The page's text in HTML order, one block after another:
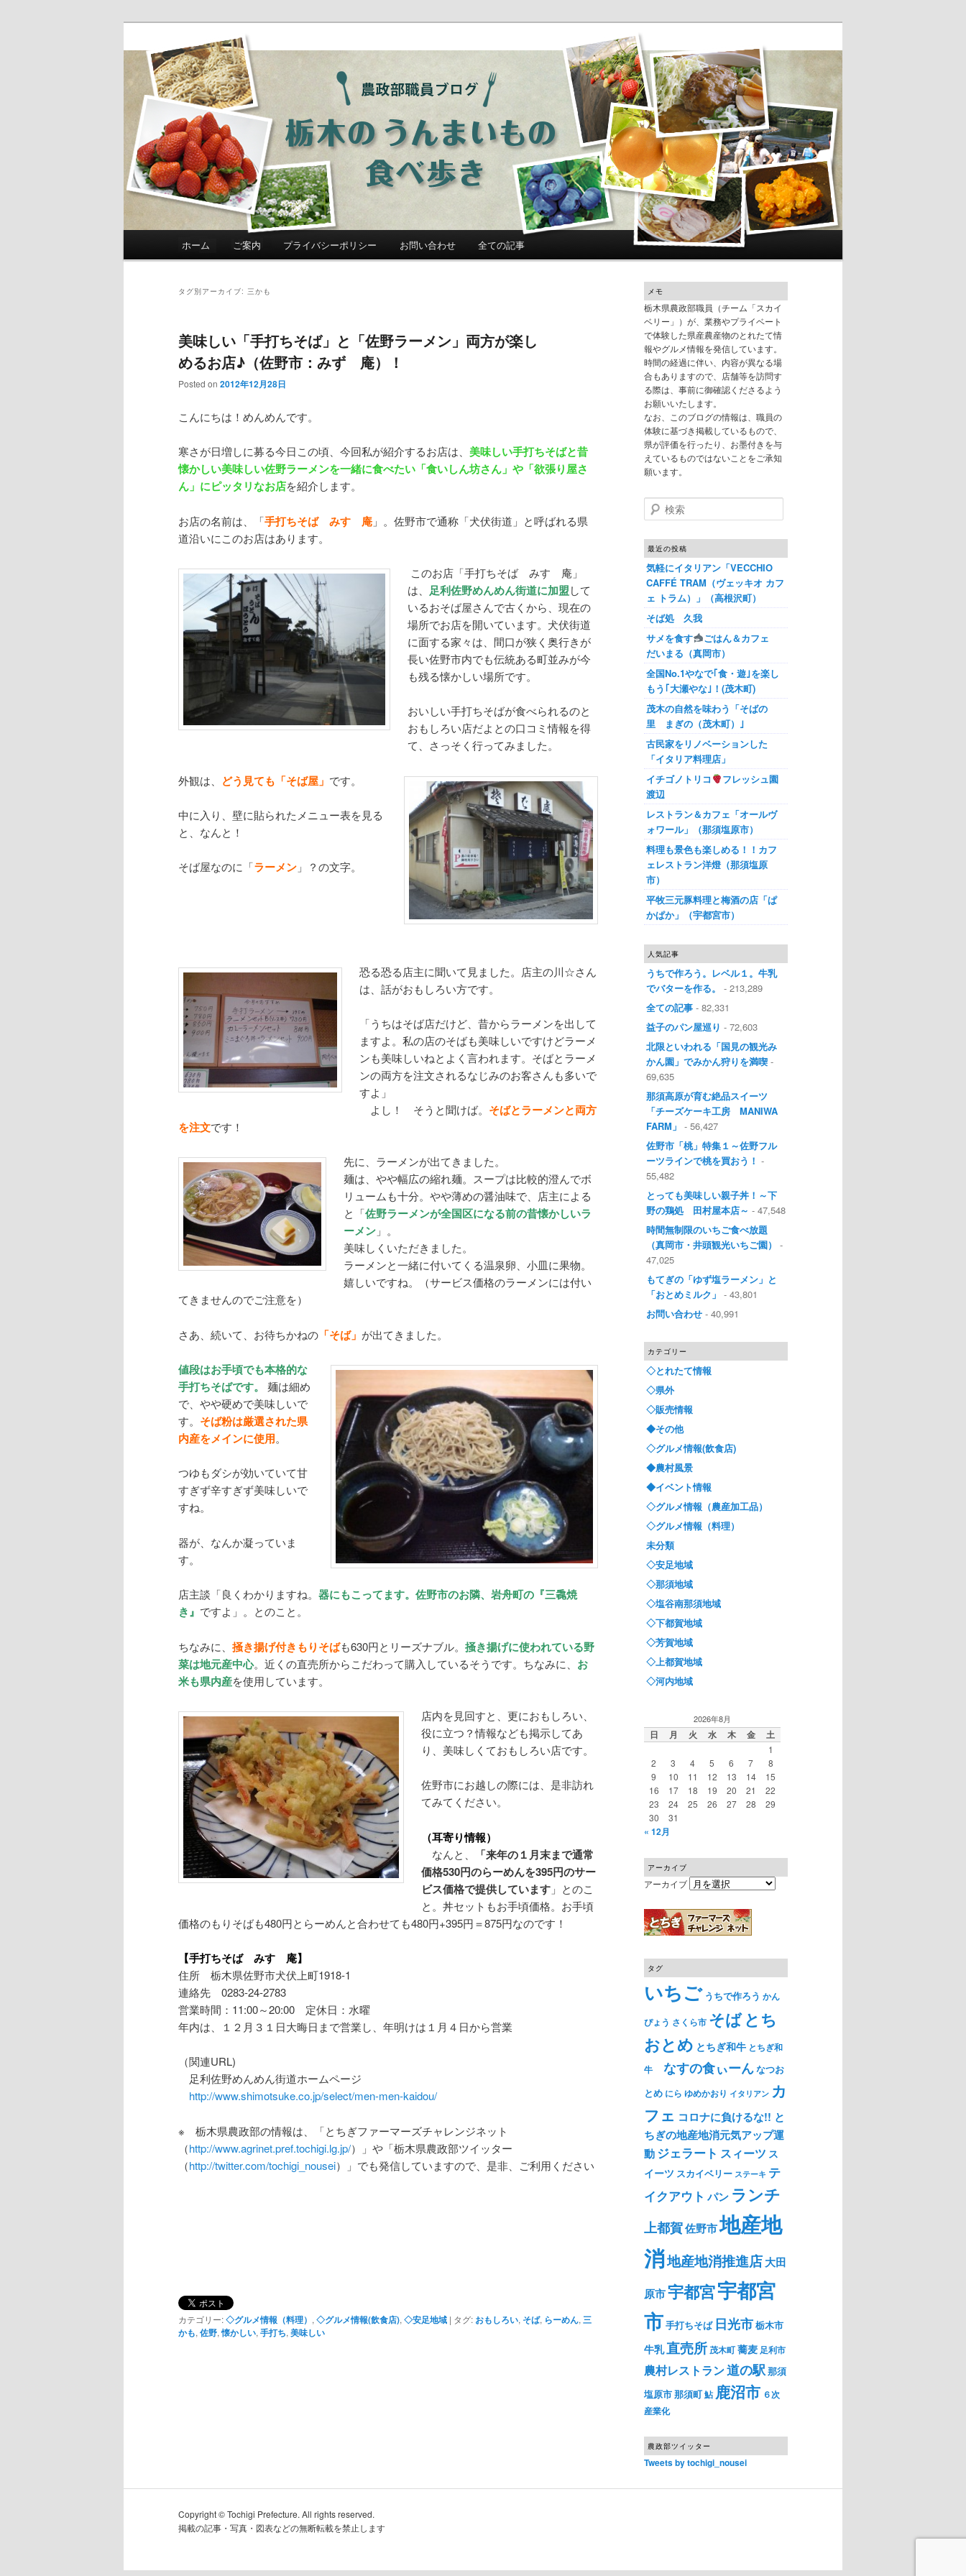
農政部職員ブログ「栃木のうんまいもの食べ歩
き」
メインコンテンツへ移動
サブコンテンツへ移動
ホーム ご案内 プライバシーポリシー お問い合わせ 全ての記事
タグ別アーカイブ: 三かも
美味しい「手打ちそば」と「佐野ラーメン」両方が楽し
めるお店♪（佐野市：みずゞ庵）！
Posted on 2012年12月28日
こんにちは！めんめんです。
寒さが日増しに募る今日この頃、今回私が紹介するお店は、 美味しい手打ちそばと昔
懐かしい美味しい佐野ラーメンを一緒に食べたい「食いしん坊さん」や「欲張り屋さ
ん」にピッタリなお店を紹介します。
お店の名前は、「手打ちそば みすゞ庵 」。佐野市で通称「犬伏街道」と呼ばれる県
道沿いにこのお店はあります。
このお店「手打ちそば みすゞ庵」
は、 足利佐野めんめん街道に加盟して
いるおそば屋さんで古くから、現在の
場所でお店を開いています。犬伏街道
に面する家々は、間口が狭く奥行きが
長い佐野市内でも伝統ある町並みが今
も残る懐かしい場所です。
おいしい手打ちそばが食べられるのと
おもしろい店だよとの口コミ情報を得
て、さっそく行ってみました。
外観は、 どう見ても「そば屋」 です。
中に入り、壁に貼られたメニュー表を見る
と、なんと！
そば屋なのに「ラーメン 」？の文字。
恐る恐る店主に聞いて見ました。店主の川☆さん
は、話がおもしろい方です。
「うちはそば店だけど、昔からラーメンを出して
ますよ。私の店のそばも美味しいですけどラーメ
ンも美味しいねとよく言われます。そばとラーメ
ンの両方を注文されるなじみのお客さんも多いで
すよ」
よし！ そうと聞けば。 そばとラーメンと両方
を注文です！
先に、ラーメンが出てきました。
麺は、やや幅広の縮れ麺。スープは比較的澄んでボ
リュームも十分。やや薄めの醤油味で、店主による
と「佐野ラーメンが全国区になる前の昔懐かしいラ
ーメン 」。
美味しくいただきました。
ラーメンと一緒に付いてくる温泉卵、小皿に果物。
嬉しいですね。（サービス価格のラーメンには付い
てきませんのでご注意を）
さあ、続いて、お待ちかねの 「そば」 が出てきました。
値段はお手頃でも本格的な
手打ちそばです。
麺は細め
で、やや硬めで美味しいで
す。 そば粉は厳選された県
内産をメインに使用。
つゆもダシが効いていて甘
すぎず辛すぎず美味しいで
すね。
器が、なんか凝っていま
す。
店主談「良くわかりますね。 器にもこってます。佐野市のお隣、岩舟町の『三毳焼
き』 ですよ」。とのこと。
ちなみに、 掻き揚げ付きもりそばも630円とリーズナブル。 掻き揚げに使われている野
菜は地元産中心。近くの直売所からこだわって購入しているそうです。ちなみに、 お
米も県内産を使用しています。
店内を見回すと、更におもしろい、
役に立つ？情報なども掲示してあ
り、美味しくておもしろい店です。
佐野市にお越しの際には、是非訪れ
てみてください。
（耳寄り情報）
なんと、
「来年の１月末まで通常
価格530円のらーめんを395円のサー
ビス価格で提供しています 」とのこ
と。丼セットもお手頃価格。お手頃
価格のもりそばも480円とらーめんと合わせても480円+395円＝875円なのです！
【手打ちそば みすゞ庵】
住所 栃木県佐野市犬伏上町1918-1
連絡先 0283-24-2783
営業時間：11:00～20:00 定休日：水曜
年内は、１２月３１日大晦日まで営業し、年明けは１月４日から営業
（関連URL)
足利佐野めんめん街道ホームページ
http://www.shimotsuke.co.jp/select/men-men-kaidou/
※ 栃木県農政部の情報は、「とちぎファーマーズチャレンジネット
（http://www.agrinet.pref.tochigi.lg.jp/）」や「栃木県農政部ツイッター
（http://twitter.com/tochigi_nousei）」でも発信していますので、是非、ご利用ください
カテゴリー:◇グルメ情報（料理） , ◇グルメ情報(飲食店), ◇安足地域 | タグ: おもしろい, そば, らーめん, 三
かも, 佐野,懐かしい, 手打ち, 美味しい
メモ
栃木県農政部職員（チーム「スカイ
ベリー」）が、業務やプライベート
で体験した県産農産物のとれたて情
報やグルメ情報を発信しています。
時間の経過に伴い、内容が異なる場
合もありますので、店舗等を訪問す
る際は、事前に御確認くださるよう
お願いいたします。
なお、このブログの情報は、職員の
体験に基づき掲載しているもので、
県が評価を行ったり、お墨付きを与
えているものではないことをご承知
願います。
検索
最近の投稿
気軽にイタリアン「VECCHIO
CAFFÉ TRAM（ヴェッキオ カフ
ェ トラム）」（高根沢町）
そば処 久我
サメを食す
ごはん＆カフェ
だいまる（真岡市）
全国No.1やなで｢食・遊｣を楽し
もう｢大瀬やな｣！(茂木町)
茂木の自然を味わう「そばの
里 まぎの（茂木町）｣
古民家をリノベーションした
「イタリア料理店」
イチゴノトリコ
フレッシュ園
渡辺
レストラン＆カフェ「オールヴ
ォワール」（那須塩原市）
料理も景色も楽しめる！！カフ
ェレストラン洋燈（那須塩原
市）
平牧三元豚料理と梅酒の店「ぱ
かぱか」（宇都宮市）
人気記事
うちで作ろう。レベル１。牛乳
でバターを作る。
- 213,289
全ての記事 - 82,331
益子のパン屋巡り - 72,603
北限といわれる「国見の観光み
かん園」でみかん狩りを満喫 -
69,635
那須高原が育む絶品スイーツ
「チーズケーキ工房 MANIWA
FARM」 - 56,427
佐野市「桃」特集１～佐野フル
ーツラインで桃を買おう！ -
55,482
とっても美味しい親子丼！～下
野の鶏処 田村屋本店～ - 47,548
時間無制限のいちご食べ放題
（真岡市・井頭観光いちご園）
-
47,025
もてぎの「ゆず塩ラーメン」と
「おとめミルク」 - 43,801
お問い合わせ - 40,991
カテゴリー
◇とれたて情報
◇県外
◇販売情報
◆その他
◇グルメ情報(飲食店)
◆農村風景
◆イベント情報
◇グルメ情報（農産加工品）
◇グルメ情報（料理）
未分類
◇安足地域
◇那須地域
◇塩谷南那須地域
◇下都賀地域
◇芳賀地域
◇上都賀地域
◇河内地域
2026年8月
日 月 火 水 木 金 土
1
2
3 4 5 6 7
8
9
10 11 12 13 14
15
16
17 18 19 20 21
22
23
24 25 26 27 28
29
30
31
« 12月
アーカイブ
アーカイブ
タグ
いちご うちで作ろう かん
ぴょう さくら市 そばとち
おとめ とちぎ和牛 とちぎ和
牛
なすの食ぃーんなつお
とめ にら ゆめかおり イタリアン カ
フェ コロナに負けるな!! と
ちぎの地産地消元気アップ運
動ジェラート スィーツ ス
イーツ スカイベリー ステーキ テ
イクアウト パン ランチ
上都賀佐野市地産地
消地産地消推進店大田
原市宇都宮宇都宮
市手打ちそば 日光市栃木市
牛乳直売所 茂木町蕎麦 足利市
農村レストラン道の駅那須
塩原市那須町鮎 鹿沼市 ６次
産業化
農政部ツイッター
Tweets by tochigi_nousei
Copyright © Tochigi Prefecture. All rights reserved.
掲載の記事・写真・図表などの無断転載を禁止します